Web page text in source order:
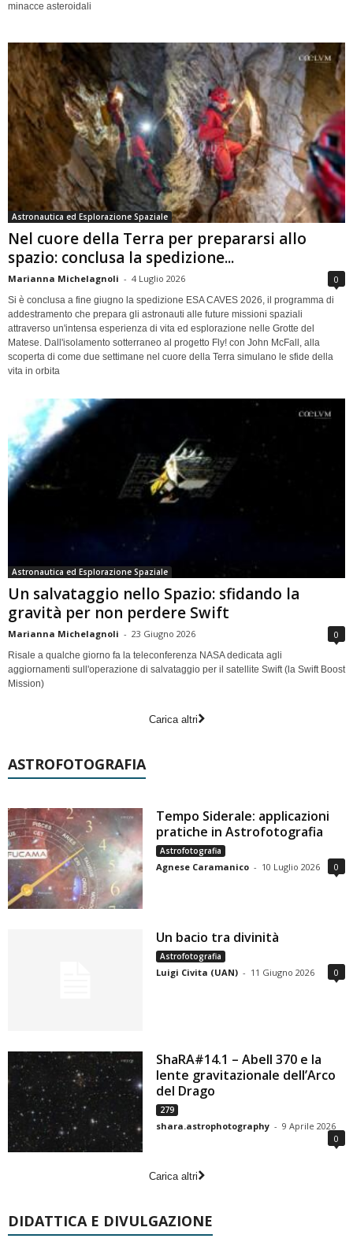
minacce asteroidali
Astronautica ed Esplorazione Spaziale
Nel cuore della Terra per prepararsi allo
spazio: conclusa la spedizione...
Marianna Michelagnoli - 4 Luglio 2026 0
Si è conclusa a fine giugno la spedizione ESA CAVES 2026, il programma di
addestramento che prepara gli astronauti alle future missioni spaziali
attraverso un'intensa esperienza di vita ed esplorazione nelle Grotte del
Matese. Dall'isolamento sotterraneo al progetto Fly! con John McFall, alla
scoperta di come due settimane nel cuore della Terra simulano le sfide della
vita in orbita
Astronautica ed Esplorazione Spaziale
Un salvataggio nello Spazio: sfidando la
gravità per non perdere Swift
Marianna Michelagnoli - 23 Giugno 2026 0
Risale a qualche giorno fa la teleconferenza NASA dedicata agli
aggiornamenti sull'operazione di salvataggio per il satellite Swift (la Swift Boost
Mission)
Carica altri
ASTROFOTOGRAFIA
Tempo Siderale: applicazioni
pratiche in Astrofotografia
Astrofotografia
Agnese Caramanico - 10 Luglio 2026 0
Un bacio tra divinità
Astrofotografia
Luigi Civita (UAN) - 11 Giugno 2026 0
ShaRA#14.1 – Abell 370 e la
lente gravitazionale dell’Arco
del Drago
279
shara.astrophotography - 9 Aprile 2026
0
Carica altri
DIDATTICA E DIVULGAZIONE